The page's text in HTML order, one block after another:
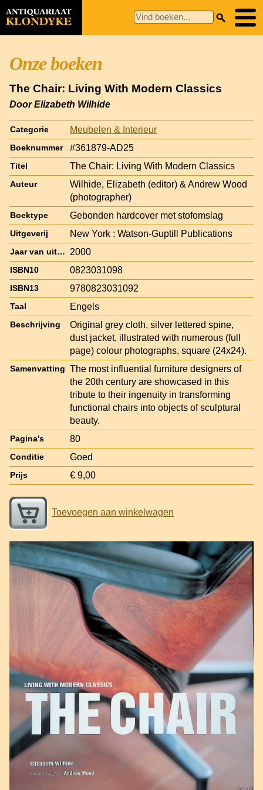
Onze boeken
The Chair: Living With Modern Classics
Door Elizabeth Wilhide
Categorie Meubelen & Interieur
Boeknummer #361879-AD25
Titel The Chair: Living With Modern Classics
Auteur
Wilhide, Elizabeth (editor) & Andrew Wood
(photographer)
Boektype Gebonden hardcover met stofomslag
Uitgeverij New York : Watson-Guptill Publications
Jaar van uitgave 2000
ISBN10 0823031098
ISBN13 9780823031092
Taal Engels
Beschrijving
Original grey cloth, silver lettered spine,
dust jacket, illustrated with numerous (full
page) colour photographs, square (24x24).
Samenvatting The most influential furniture designers of
the 20th century are showcased in this
tribute to their ingenuity in transforming
functional chairs into objects of sculptural
beauty.
Pagina's 80
Conditie Goed
Prijs € 9,00
Toevoegen aan winkelwagen